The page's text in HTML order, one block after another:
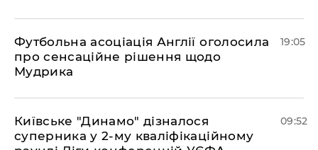
​Футбольна асоціація Англії оголосила
про сенсаційне рішення щодо
Мудрика
19:05
Київське "Динамо" дізналося
суперника у 2-му кваліфікаційному
09:52